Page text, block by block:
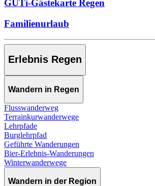
GUTi-Gästekarte Regen
Familienurlaub
Erlebnis Regen
Wandern in Regen
Flusswanderweg
Terrainkurwanderwege
Lehrpfade
Burglehrpfad
Geführte Wanderungen
Bier-Erlebnis-Wanderungen
Winterwanderwege
Wandern in der Region